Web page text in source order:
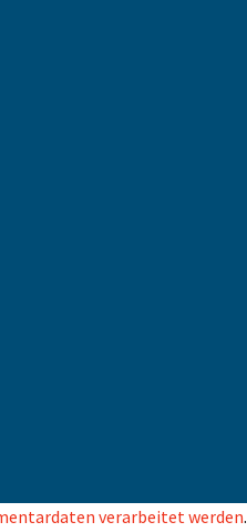
verarbeitet werden.